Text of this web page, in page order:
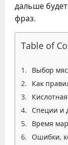
дальше
фраз.
Table of
Выбор
Как
Кислотная
Специи и
Время
Ошибки,